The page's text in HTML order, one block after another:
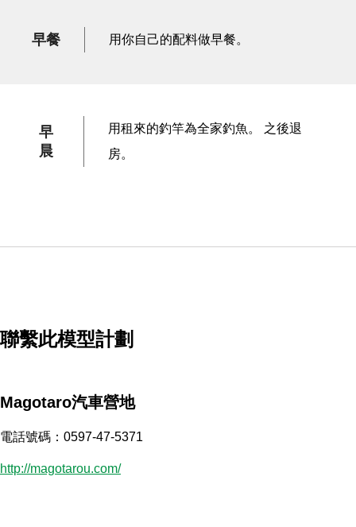
早餐 用你自己的配料做早餐。
早
晨
用租來的釣竿為全家釣魚。 之後退
房。
聯繫此模型計劃
Magotaro汽車營地
電話號碼：0597-47-5371
http://magotarou.com/